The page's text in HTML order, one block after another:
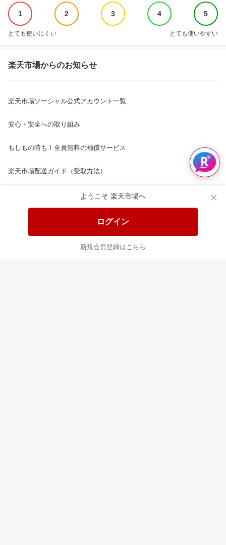
ようこそ 楽天市場へ
ログイン
新規会員登録はこちら
1 2 3 4 5
とても使いにくい とても使いやすい
楽天市場からのお知らせ
楽天市場ソーシャル公式アカウント一覧
安心・安全への取り組み
もしもの時も！全員無料の補償サービス
楽天市場配送ガイド（受取方法）
楽天にお店を開きませんか？
楽天ショッピングサービスご利用規約